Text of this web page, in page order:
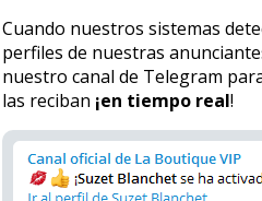
Cuando nuestros sistemas
perfiles de nuestras
nuestro canal de Telegram
las reciban ¡en tiempo real!